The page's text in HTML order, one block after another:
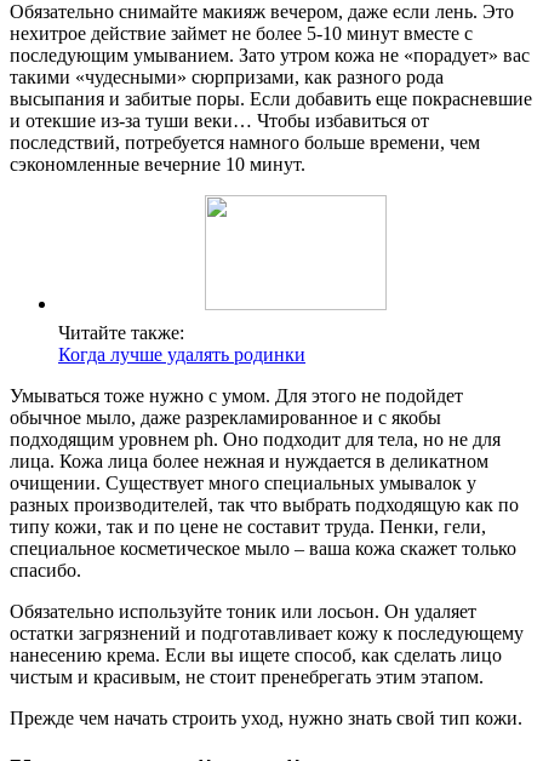
Обязательно снимайте макияж вечером, даже если лень. Это
нехитрое действие займет не более 5-10 минут вместе с
последующим умыванием. Зато утром кожа не «порадует» вас
такими «чудесными» сюрпризами, как разного рода
высыпания и забитые поры. Если добавить еще покрасневшие
и отекшие из-за туши веки… Чтобы избавиться от
последствий, потребуется намного больше времени, чем
сэкономленные вечерние 10 минут.
Читайте также:
Когда лучше удалять родинки
Умываться тоже нужно с умом. Для этого не подойдет
обычное мыло, даже разрекламированное и с якобы
подходящим уровнем ph. Оно подходит для тела, но не для
лица. Кожа лица более нежная и нуждается в деликатном
очищении. Существует много специальных умывалок у
разных производителей, так что выбрать подходящую как по
типу кожи, так и по цене не составит труда. Пенки, гели,
специальное косметическое мыло – ваша кожа скажет только
спасибо.
Обязательно используйте тоник или лосьон. Он удаляет
остатки загрязнений и подготавливает кожу к последующему
нанесению крема. Если вы ищете способ, как сделать лицо
чистым и красивым, не стоит пренебрегать этим этапом.
Прежде чем начать строить уход, нужно знать свой тип кожи.